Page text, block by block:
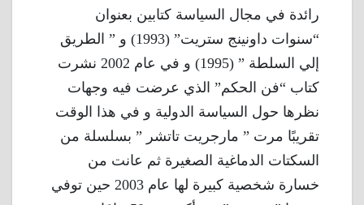
رائدة في مجال السياسة كتابين بعنوان
“سنوات داونينج ستريت” (1993) و ” الطريق
إلي السلطة ” (1995) و في عام 2002 نشرت
كتاب “فن الحكم” الذي عرضت فيه وجهات
نظرها حول السياسة الدولية و في هذا الوقت
تقريبًا مرت ” مارجريت تاتشر ” بسلسلة من
السكتات الدماغية الصغيرة ثم عانت من
خسارة شخصية كبيرة لها عام 2003 حين توفي